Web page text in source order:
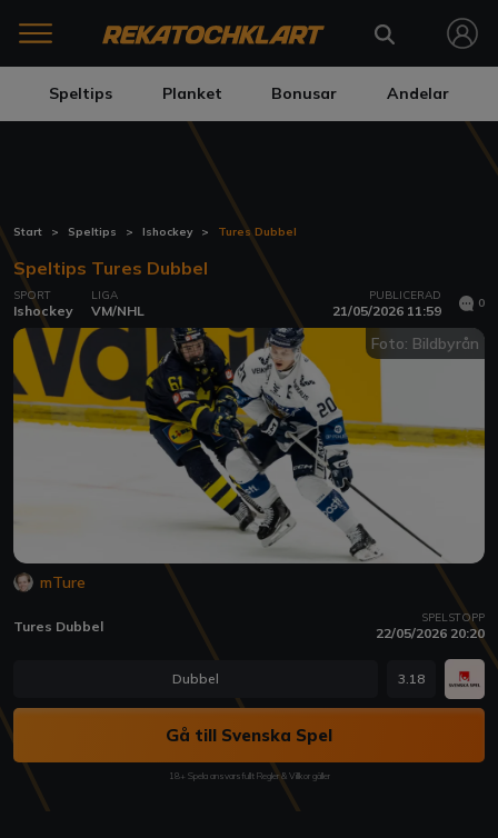
Speltips Planket Bonusar Andelar
Start Speltips Ishockey Tures Dubbel
Speltips Tures Dubbel
SPORT
Ishockey
LIGA
VM/NHL
PUBLICERAD
21/05/2026 11:59 0
Foto: Bildbyrån
mTure
Tures Dubbel SPELSTOPP
22/05/2026 20:20
Dubbel 3.18
Gå till Svenska Spel
18+ Spela ansvarsfullt Regler & Villkor gäller